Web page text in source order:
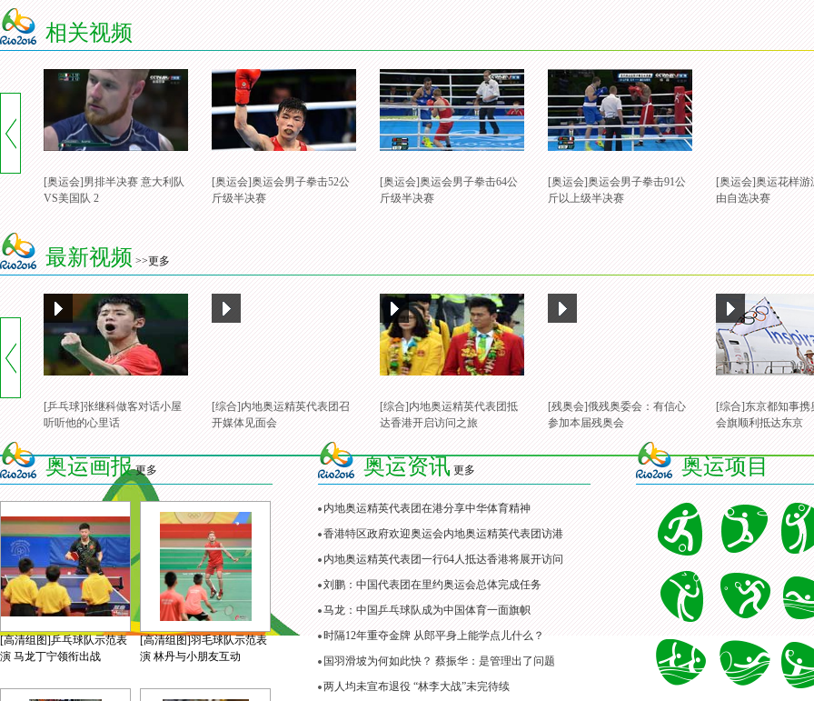
相关视频
[奥运会]男排半决赛 意大利队
VS美国队 2
[奥运会]奥运会男子拳击52公
斤级半决赛
[奥运会]奥运会男子拳击64公
斤级半决赛
[奥运会]奥运会男子拳击91公
斤以上级半决赛
[奥运会]奥运花样游
由自选决赛
最新视频 >>更多
[乒乓球]张继科做客对话小屋
听听他的心里话
[综合]内地奥运精英代表团召
开媒体见面会
[综合]内地奥运精英代表团抵
达香港开启访问之旅
[残奥会]俄残奥委会：有信心
参加本届残奥会
[综合]东京都知事携
会旗顺利抵达东京
奥运画报 更多
[高清组图]乒乓球队示范表
演 马龙丁宁领衔出战
[高清组图]羽毛球队示范表
演 林丹与小朋友互动
奥运资讯 更多
内地奥运精英代表团在港分享中华体育精神
香港特区政府欢迎奥运会内地奥运精英代表团访港
内地奥运精英代表团一行64人抵达香港将展开访问
刘鹏：中国代表团在里约奥运会总体完成任务
马龙：中国乒乓球队成为中国体育一面旗帜
时隔12年重夺金牌 从郎平身上能学点儿什么？
国羽滑坡为何如此快？ 蔡振华：是管理出了问题
两人均未宣布退役 “林李大战”未完待续
奥运项目